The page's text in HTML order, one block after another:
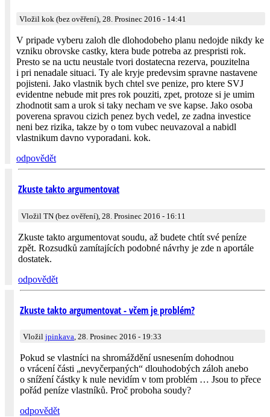
Vložil kok (bez ověření), 28. Prosinec 2016 - 14:41
V pripade vyberu zaloh dle dlohodobeho planu nedojde nikdy ke
vzniku obrovske castky, ktera bude potreba az prespristi rok.
Presto se na uctu neustale tvori dostatecna rezerva, pouzitelna
i pri nenadale situaci. Ty ale kryje predevsim spravne nastavene
pojisteni. Jako vlastnik bych chtel sve penize, pro ktere SVJ
evidentne nebude mit pres rok pouziti, zpet, protoze si je umim
zhodnotit sam a urok si taky necham ve sve kapse. Jako osoba
poverena spravou cizich penez bych vedel, ze zadna investice
neni bez rizika, takze by o tom vubec neuvazoval a nabidl
vlastnikum davno vyporadani. kok.
odpovědět
Zkuste takto argumentovat
Vložil TN (bez ověření), 28. Prosinec 2016 - 16:11
Zkuste takto argumentovat soudu, až budete chtít své peníze
zpět. Rozsudků zamítajících podobné návrhy je zde n aportále
dostatek.
odpovědět
Zkuste takto argumentovat - včem je problém?
Vložil jpinkava, 28. Prosinec 2016 - 19:33
Pokud se vlastníci na shromáždění usnesením dohodnou
o vrácení části „nevyčerpaných“ dlouhodobých záloh anebo
o snížení částky k nule nevidím v tom problém … Jsou to přece
pořád peníze vlastníků. Proč proboha soudy?
odpovědět